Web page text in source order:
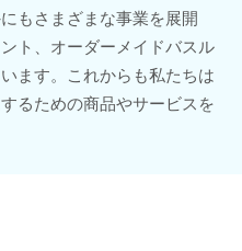
もさまざまな事業を展開
ト、オーダーメイドバスル
ます。これからも私たちは
るための商品やサービスを